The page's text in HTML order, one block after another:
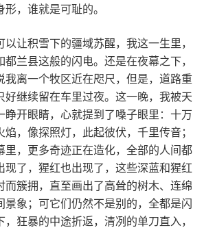
，谁就是可耻的。
让积雪下的疆域苏醒，我这一生里，
兰县这般的闪电。还是在夜幕之下，
我离一个牧区近在咫尺，但是，道路重
好继续留在车里过夜。这一晚，我被天
睁开眼睛，心就提到了嗓子眼里：十万
，像探照灯，此起彼伏，千里传音；
里，更多奇迹正在造化，全部的人间都
现了，猩红也出现了，这些深蓝和猩红
而簇拥，直至画出了高耸的树木、连绵
景象；可它们仍然不是别的，全都是闪
狂暴的中途折返，清冽的单刀直入，